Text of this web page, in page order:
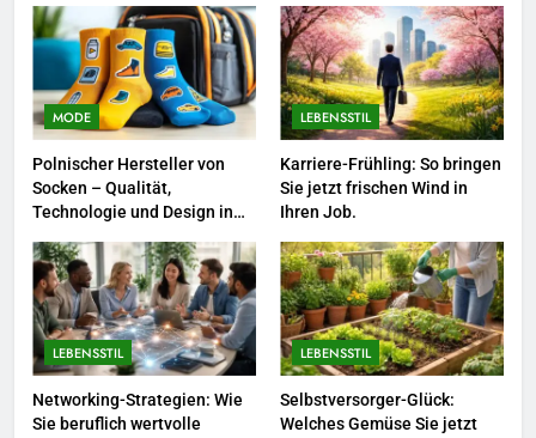
8
Farbenpracht statt Wintergrau:
So kombinieren Sie Pastelltöne
in diesem Jahr.
MODE
1
Polnischer Hersteller von
Socken – Qualität, Technologie
und Design in einem
MODE
2
Karriere-Frühling: So bringen Sie
jetzt frischen Wind in Ihren Job.
MODE
Polnischer Hersteller von
Socken – Qualität,
Technologie und Design in
LEBENSSTIL
Karriere-Frühling: So bringen
Sie jetzt frischen Wind in
Ihren Job.
LEBENSSTIL
Networking-Strategien: Wie
Sie beruflich wertvolle
LEBENSSTIL
Selbstversorger-Glück:
Welches Gemüse Sie jetzt